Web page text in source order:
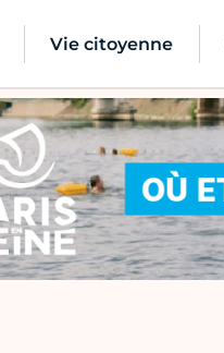
Vie citoyenne